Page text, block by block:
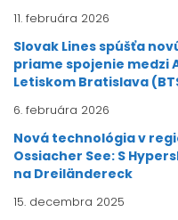
11. februára 2026
Slovak Lines spúšťa
priame spojenie medzi
Letiskom Bratislava
6. februára 2026
Nová technológia v
Ossiacher See: S
na Dreiländereck
15. decembra 2025